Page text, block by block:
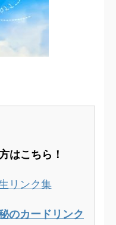
はこちら！
リンク集
のカードリンク